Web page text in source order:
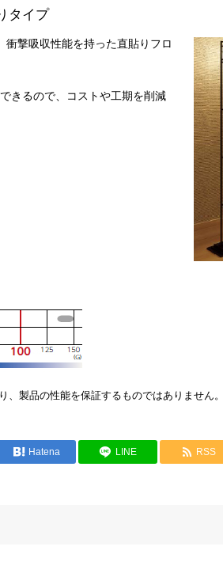
タイプ
衝撃吸収性能を持った直貼りフロ
きるので、コストや工期を削減
製品の性能を保証するものではありません。
Hatena LINE RSS